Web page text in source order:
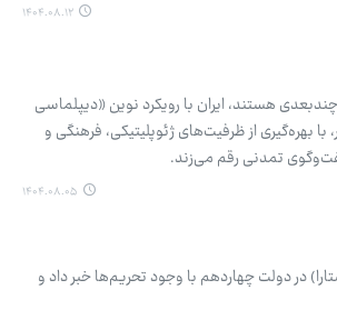
۱۴۰۴.۰۸.۱۲
هستند، ایران با رویکرد نوین «دیپلماسی
بهره‌گیری از ظرفیت‌های ژئوپلیتیکی، فرهنگی و
۱۴۰۴.۰۸.۰۵
در دولت چهاردهم با وجود تحریم‌ها خبر داد و